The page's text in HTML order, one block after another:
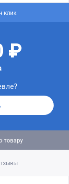
клик
₽
товару